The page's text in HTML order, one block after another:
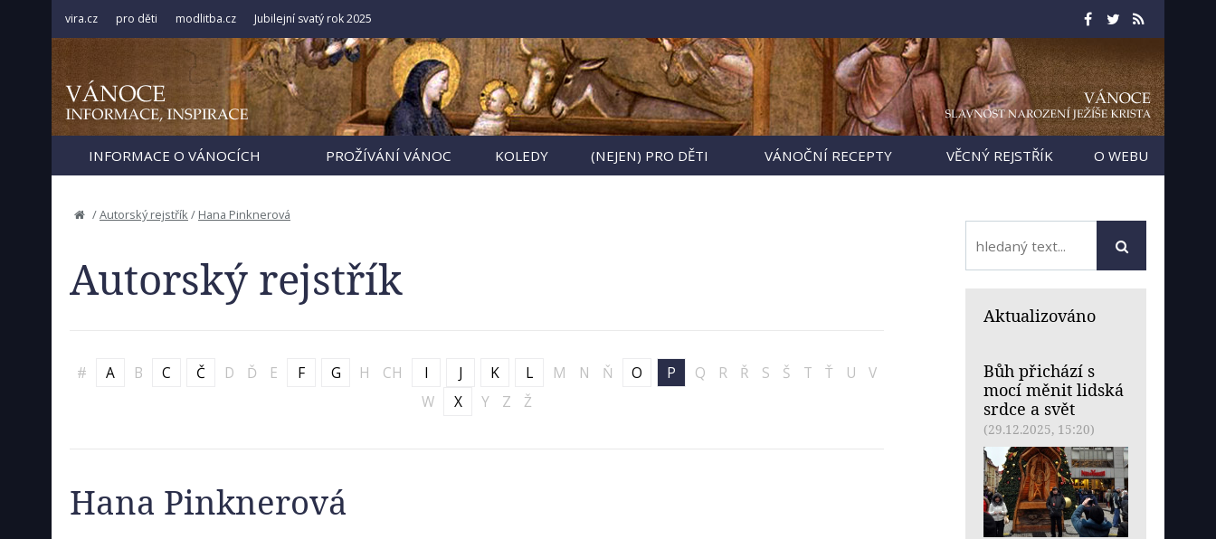
vira.cz pro děti modlitba.cz Jubilejní svatý rok 2025
INFORMACE O VÁNOCÍCH PROŽÍVÁNÍ VÁNOC KOLEDY (NEJEN) PRO DĚTI VÁNOČNÍ RECEPTY VĚCNÝ REJSTŘÍK O WEBU
/Autorský rejstřík / Hana Pinknerová
Autorský rejstřík
# A B C Č D Ď E F G H CH I J K L M N Ň O P Q R Ř S Š T Ť U
V
W
X Y Z Ž
Hana Pinknerová
Aktualizováno
Bůh přichází s
mocí měnit lidská
srdce a svět
(29.12.2025, 15:20)